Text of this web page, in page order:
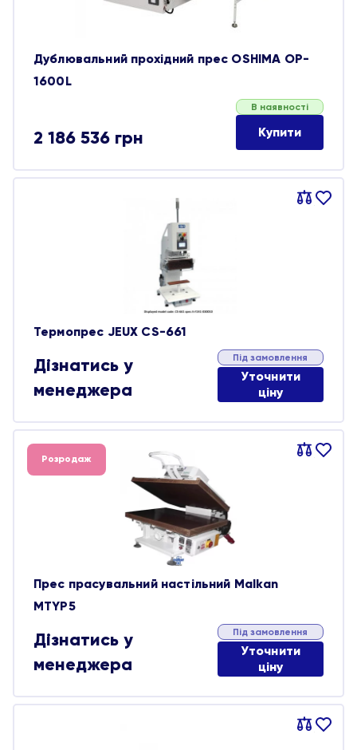
Дублювальний прохідний прес OSHIMA OP-
1600L
2 186 536 грн
В наявності
Купити
Порівняти
В
Термопрес JEUX CS-661
Дізнатись у
менеджера
Під замовлення
Уточнити
ціну
Порівняти
В
Розродаж
Прес прасувальний настільний Malkan
MTYP5
Дізнатись у
менеджера
Під замовлення
Уточнити
ціну
Порівняти
В